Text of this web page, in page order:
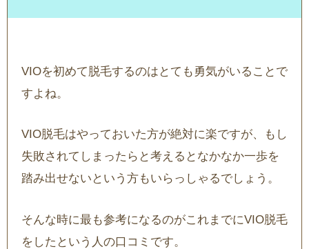
VIOを初めて脱毛するのはとても勇気がいることで
すよね。
VIO脱毛はやっておいた方が絶対に楽ですが、もし
失敗されてしまったらと考えるとなかなか一歩を
踏み出せないという方もいらっしゃるでしょう。
そんな時に最も参考になるのがこれまでにVIO脱毛
をしたという人の口コミです。